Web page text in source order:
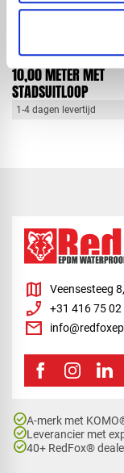
BODEMLIJM
10,00 METER MET
STADSUITLOOP
1-4 dagen levertijd
map Veensesteeg
phone_enabled +31 416 75 02
mail
check_circleA-merk met
check_circleLeverancier met
check_circle40+ RedFox®